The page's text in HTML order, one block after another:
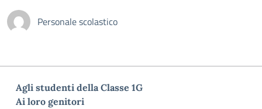
Personale scolastico
Agli studenti della Classe 1G
Ai loro genitori